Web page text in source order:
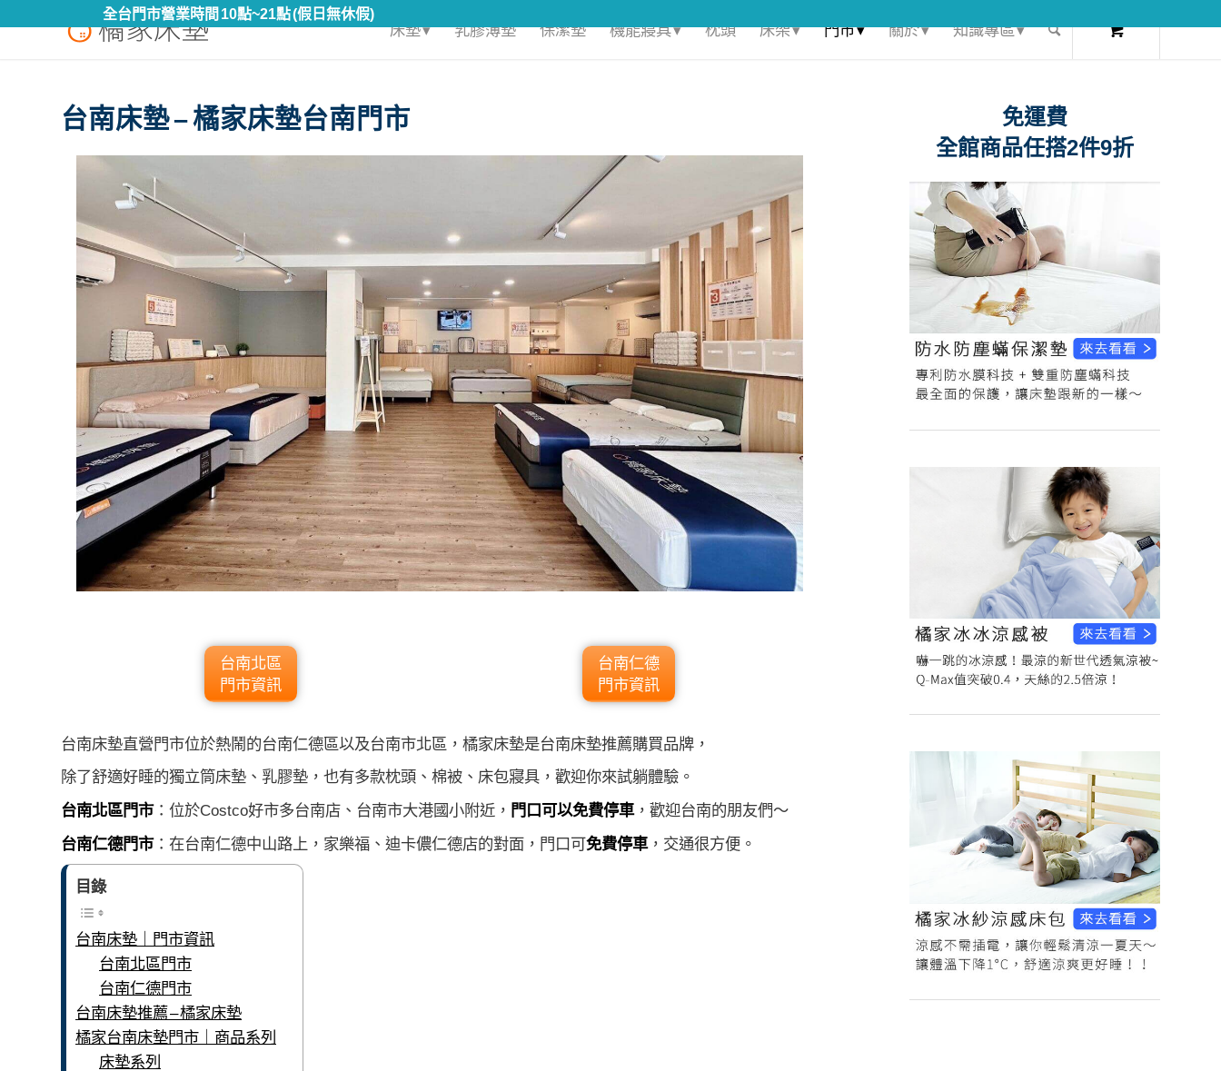
全台門市營業時間 10點~21點 (假日無休假)
床墊 ▾ 乳膠薄墊 保潔墊 機能寢具 ▾ 枕頭 床架 ▾ 門市 ▾ 關於 ▾ 知識專區 ▾
台南床墊 – 橘家床墊台南門市
台南北區
門市資訊
台南仁德
門市資訊
台南床墊直營門市位於熱鬧的台南仁德區以及台南市北區，橘家床墊是台南床墊推薦購買品牌，
除了舒適好睡的獨立筒床墊、乳膠墊，也有多款枕頭、棉被、床包寢具，歡迎你來試躺體驗。
台南北區門市：位於Costco好市多台南店、台南市大港國小附近， 門口可以免費停車，歡迎台南的朋友們～
台南仁德門市：在台南仁德中山路上，家樂福、迪卡儂仁德店的對面，門口可免費停車，交通很方便。
目錄
台南床墊｜門市資訊
台南北區門市
台南仁德門市
台南床墊推薦 – 橘家床墊
橘家台南床墊門市｜商品系列
床墊系列
免運費
全館商品任搭2件9折